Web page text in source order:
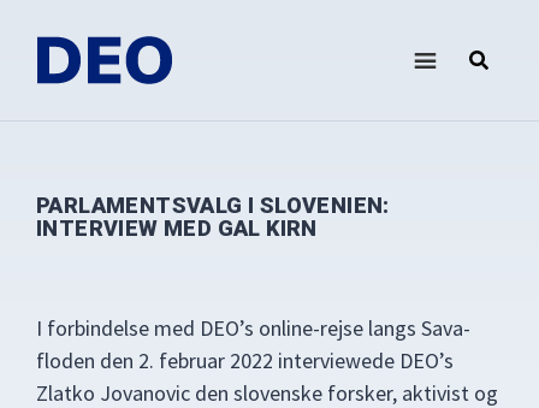
indhold
direkte
primær
direkte
footer
Oplysningsforbundet
PARLAMENTSVALG I SLOVENIEN:
INTERVIEW MED GAL KIRN
I forbindelse med DEO’s online-rejse langs Sava-
floden den 2. februar 2022 interviewede DEO’s
Zlatko Jovanovic den slovenske forsker, aktivist og